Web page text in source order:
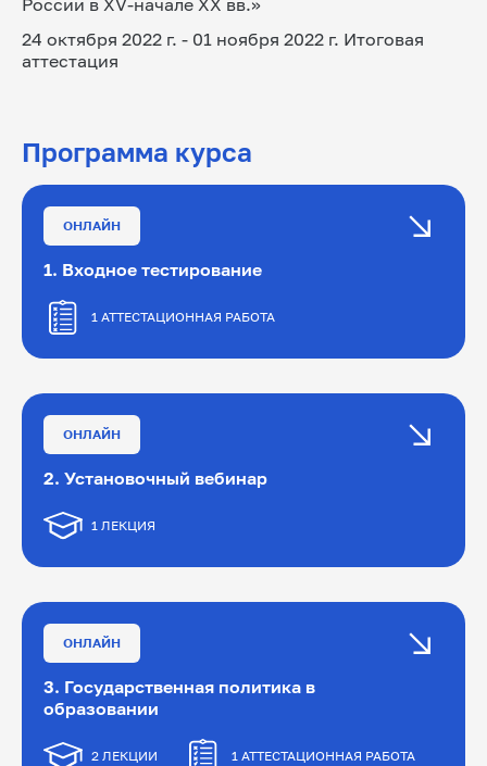
24 октября 2022 г. - 01 ноября 2022 г. Итоговая
аттестация
Программа курса
1. Входное тестирование
ОНЛАЙН
1 АТТЕСТАЦИОННАЯ РАБОТА
1. Входное тестирование (1 час)
2. Установочный вебинар
ОНЛАЙН
1 ЛЕКЦИЯ
1. Установочный вебинар
3. Государственная политика в
образовании
ОНЛАЙН
2 ЛЕКЦИИ 1 АТТЕСТАЦИОННАЯ РАБОТА